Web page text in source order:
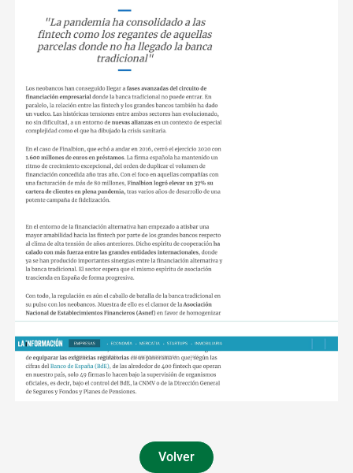
Volver